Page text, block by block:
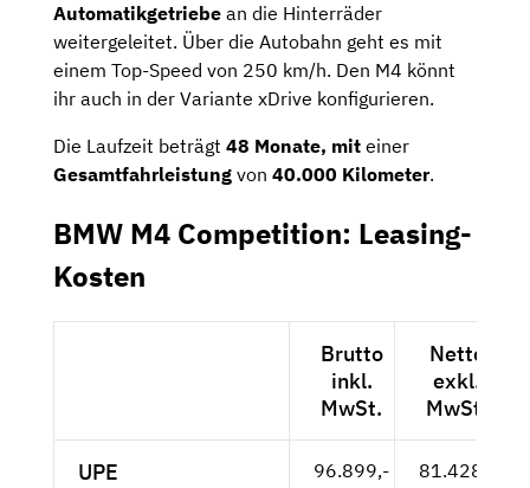
Automatikgetriebe an die Hinterräder
weitergeleitet. Über die Autobahn geht es mit
einem Top-Speed von 250 km/h. Den M4 könnt
ihr auch in der Variante xDrive konfigurieren.
Die Laufzeit beträgt 48 Monate, mit einer
Gesamtfahrleistung von 40.000 Kilometer.
BMW M4 Competition: Leasing-
Kosten
Brutto
inkl.
MwSt.
Netto
exkl.
MwSt.
UPE
96.899,-
81.428,-